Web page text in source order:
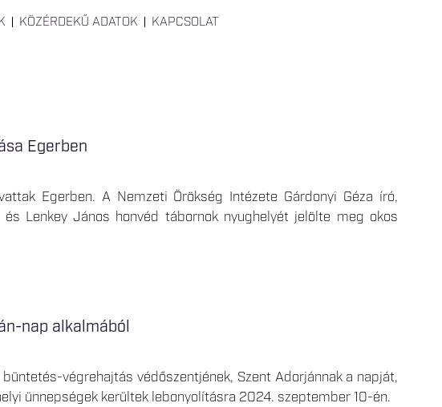
KÖZÉRDEKŰ ADATOK KAPCSOLAT
Egerben
Egerben. A Nemzeti Örökség Intézete Gárdonyi Géza író,
Lenkey János honvéd tábornok nyughelyét jelölte meg okos
nap alkalmából
végrehajtás védőszentjének, Szent Adorjánnak a napját,
ünnepségek kerültek lebonyolításra 2024. szeptember 10-én.